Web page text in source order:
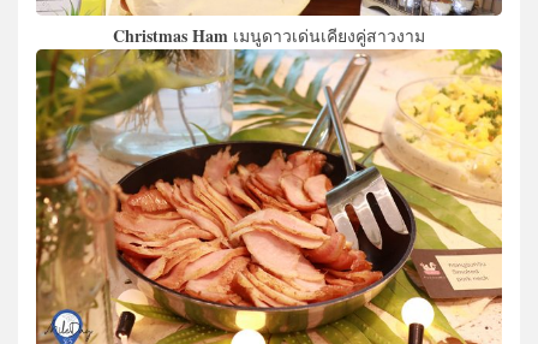
Christmas Ham เมนูดาวเด่นเคียงคู่สาวงาม